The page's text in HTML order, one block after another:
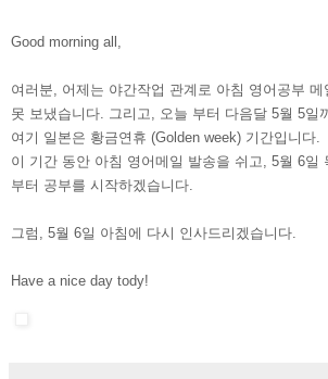
Good morning all,
여러분, 어제는 야간작업 관계로 아침 영어공부 메
못 보냈습니다. 그리고, 오늘 부터 다음달 5월 5일
여기 일본은 황금연휴 (Golden week) 기간입니다.
이 기간 동안 아침 영어메일 발송을 쉬고, 5월 6일
부터 공부를 시작하겠습니다.
그럼, 5월 6일 아침에 다시 인사드리겠습니다.
Have a nice day tody!